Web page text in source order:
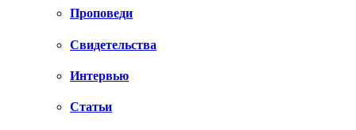
Проповеди
Свидетельства
Интервью
Статьи